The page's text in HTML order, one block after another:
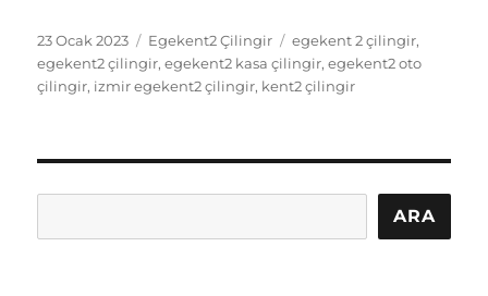
Yayın
tarihi
23 Ocak 2023 Kategoriler
Egekent2 Çilingir Etiketler
egekent 2 çilingir,
egekent2 çilingir,egekent2 kasa çilingir,egekent2 oto
çilingir, izmir egekent2 çilingir, kent2 çilingir
ARA